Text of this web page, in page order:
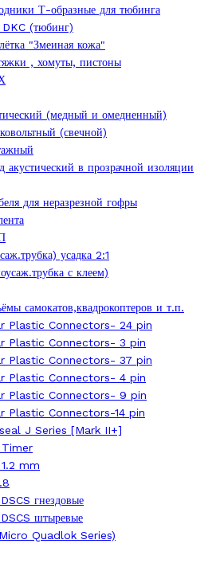
Т-образные для тюбинга
DKC (тюбинг)
"Змеиная кожа"
, хомуты, пистоны
(медный и омедненный)
(свечной)
акустический в прозрачной изоляции
для неразрезной гофры
усадка 2:1
с клеем)
самокатов,квадрокоптеров и т.п.
Plastic Connectors- 24 pin
Plastic Connectors- 3 pin
Plastic Connectors- 37 pin
Plastic Connectors- 4 pin
Plastic Connectors- 9 pin
Plastic Connectors-14 pin
J Series [Mark II+]
mm
гнездовые
штыревые
Quadlok Series)